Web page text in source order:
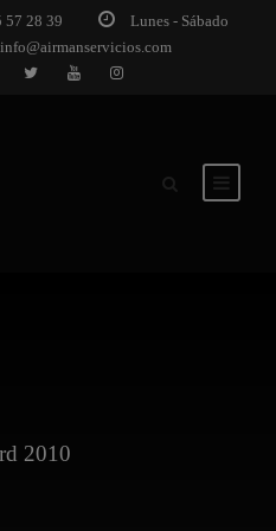
57 28 39
Lunes - Sábado
info@airmanservicios.com
2010